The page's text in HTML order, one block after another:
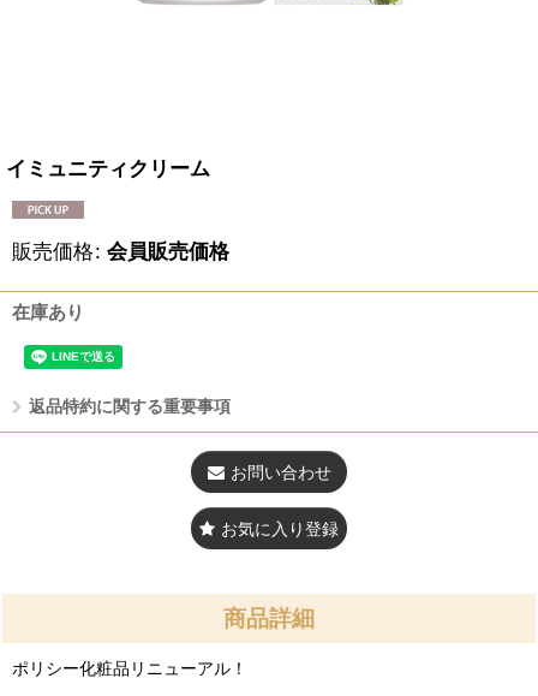
イミュニティクリーム
販売価格: 会員販売価格
在庫あり
返品特約に関する重要事項
お問い合わせ
お気に入り登録
商品詳細
ポリシー化粧品リニューアル！